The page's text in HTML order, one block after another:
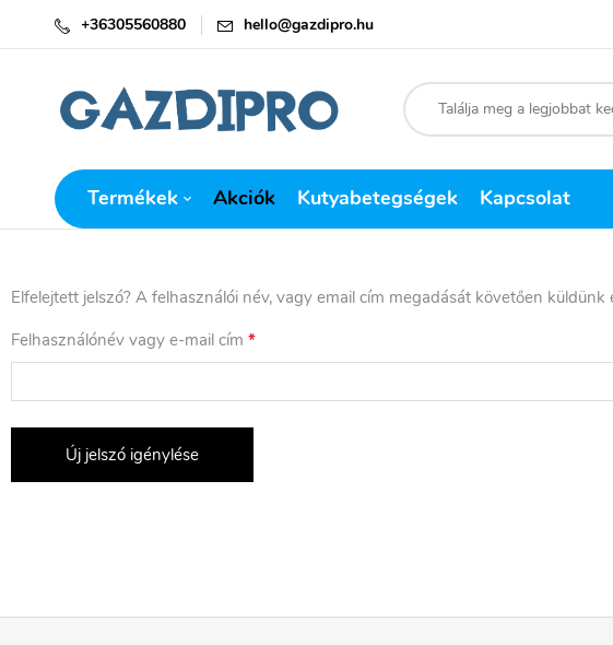
+36305560880 hello@gazdipro.hu
Termékek Akciók Kutyabetegségek Kapcsolat
Elfelejtett jelszó? A felhasználói név, vagy email cím megadását követően
Felhasználónév vagy e-mail cím *
Új jelszó igénylése